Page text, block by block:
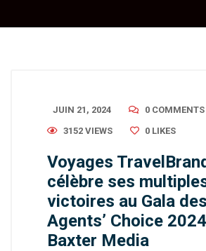
JUIN 21, 2024
0 COMMENTS
3152 VIEWS
0 LIKES
Voyages
célèbre ses
victoires au Gala
Agents’ Choice
Baxter Media